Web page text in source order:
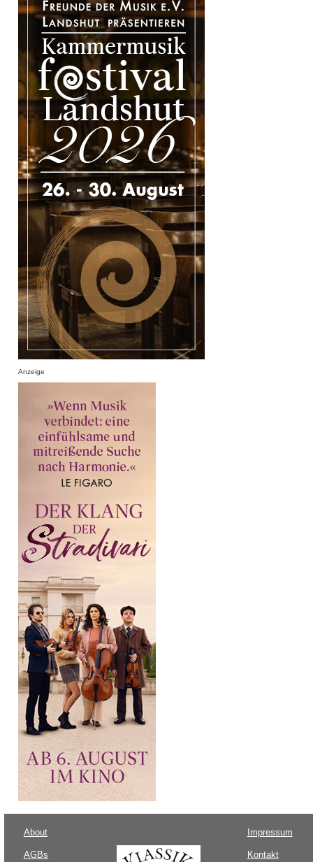
Anzeige
About
AGBs
Impressum
Kontakt